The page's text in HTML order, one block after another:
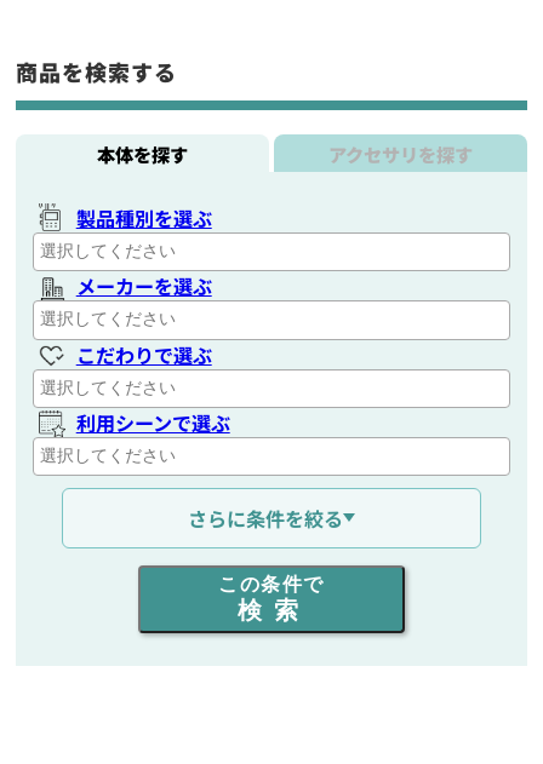
商品を検索する
本体を探す アクセサリを探す
製品種別を選ぶ
メーカーを選ぶ
こだわりで選ぶ
利用シーンで選ぶ
通信距離を選ぶ
出力を選ぶ
同時通話人数を選ぶ
さらに条件を絞る
この条件で
検索